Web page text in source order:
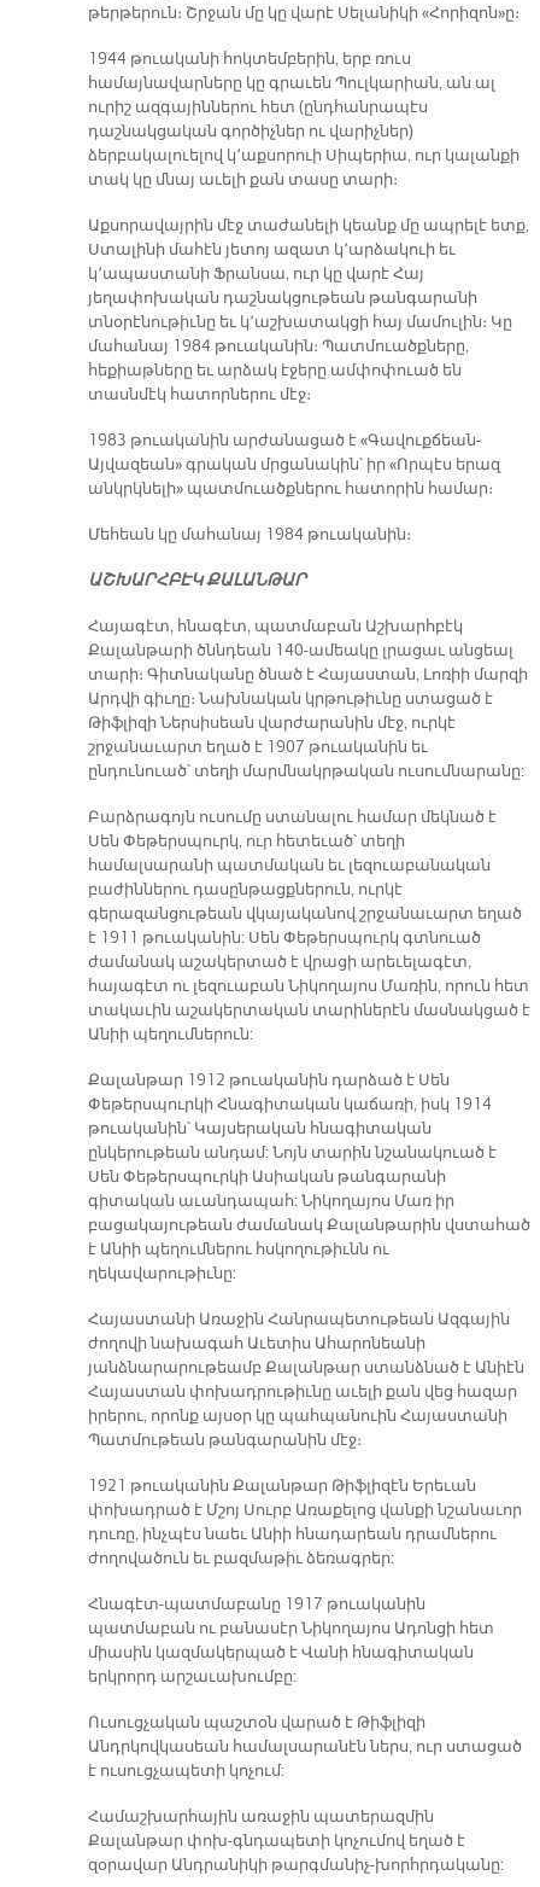
թերթերուն։ Շրջան մը կը վարէ Սելանիկի «Հորիզոն»ը։
1944 թուականի հոկտեմբերին, երբ ռուս
համայնավարները կը գրաւեն Պուլկարիան, ան ալ
ուրիշ ազգայիններու հետ (ընդհանրապէս
դաշնակցական գործիչներ ու վարիչներ)
ձերբակալուելով կ՚աքսորուի Սիպերիա, ուր կալանքի
տակ կը մնայ աւելի քան տասը տարի։
Աքսորավայրին մէջ տաժանելի կեանք մը ապրելէ ետք,
Ստալինի մահէն յետոյ ազատ կ՚արձակուի եւ
կ՚ապաստանի Ֆրանսա, ուր կը վարէ Հայ
յեղափոխական դաշնակցութեան թանգարանի
տնօրէնութիւնը եւ կ՚աշխատակցի հայ մամուլին։ Կը
մահանայ 1984 թուականին։ Պատմուածքները,
հեքիաթները եւ արձակ էջերը ամփոփուած են
տասնմէկ հատորներու մէջ։
1983 թուականին արժանացած է «Գավուքճեան-
Այվազեան» գրական մրցանակին՝ իր «Որպէս երազ
անկրկնելի» պատմուածքներու հատորին համար։
Մեհեան կը մահանայ 1984 թուականին։
ԱՇԽԱՐՀԲԷԿ ՔԱԼԱՆԹԱՐ
Հայագէտ, հնագէտ, պատմաբան Աշխարհբէկ
Քալանթարի ծննդեան 140-ամեակը լրացաւ անցեալ
տարի։ Գիտնականը ծնած է Հայաստան, Լոռիի մարզի
Արդվի գիւղը։ Նախնական կրթութիւնը ստացած է
Թիֆլիզի Ներսիսեան վարժարանին մէջ, ուրկէ
շրջանաւարտ եղած է 1907 թուականին եւ
ընդունուած՝ տեղի մարմնակրթական ուսումնարանը:
Բարձրագոյն ուսումը ստանալու համար մեկնած է
Սեն Փեթերսպուրկ, ուր հետեւած՝ տեղի
համալսարանի պատմական եւ լեզուաբանական
բաժիններու դասընթացքներուն, ուրկէ
գերազանցութեան վկայականով շրջանաւարտ եղած
է 1911 թուականին: Սեն Փեթերսպուրկ գտնուած
ժամանակ աշակերտած է վրացի արեւելագէտ,
հայագէտ ու լեզուաբան Նիկողայոս Մառին, որուն հետ
տակաւին աշակերտական տարիներէն մասնակցած է
Անիի պեղումներուն:
Քալանթար 1912 թուականին դարձած է Սեն
Փեթերսպուրկի Հնագիտական կաճառի, իսկ 1914
թուականին՝ Կայսերական հնագիտական
ընկերութեան անդամ: Նոյն տարին նշանակուած է
Սեն Փեթերսպուրկի Ասիական թանգարանի
գիտական աւանդապահ: Նիկողայոս Մառ իր
բացակայութեան ժամանակ Քալանթարին վստահած
է Անիի պեղումներու հսկողութիւնն ու
ղեկավարութիւնը:
Հայաստանի Առաջին Հանրապետութեան Ազգային
ժողովի նախագահ Աւետիս Ահարոնեանի
յանձնարարութեամբ Քալանթար ստանձնած է Անիէն
Հայաստան փոխադրութիւնը աւելի քան վեց հազար
իրերու, որոնք այսօր կը պահպանուին Հայաստանի
Պատմութեան թանգարանին մէջ։
1921 թուականին Քալանթար Թիֆլիզէն Երեւան
փոխադրած է Մշոյ Սուրբ Առաքելոց վանքի նշանաւոր
դուռը, ինչպէս նաեւ Անիի հնադարեան դրամներու
ժողովածուն եւ բազմաթիւ ձեռագրեր:
Հնագէտ-պատմաբանը 1917 թուականին
պատմաբան ու բանասէր Նիկողայոս Ադոնցի հետ
միասին կազմակերպած է Վանի հնագիտական
երկրորդ արշաւախումբը:
Ուսուցչական պաշտօն վարած է Թիֆլիզի
Անդրկովկասեան համալսարանէն ներս, ուր ստացած
է ուսուցչապետի կոչում:
Համաշխարհային առաջին պատերազմին
Քալանթար փոխ-գնդապետի կոչումով եղած է
զօրավար Անդրանիկի թարգմանիչ-խորհրդականը: